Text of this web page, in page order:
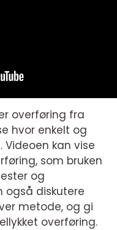
overføring fra
hvor enkelt og
Videoen kan vise
som bruken
og
også diskutere
metode, og gi
overføring.